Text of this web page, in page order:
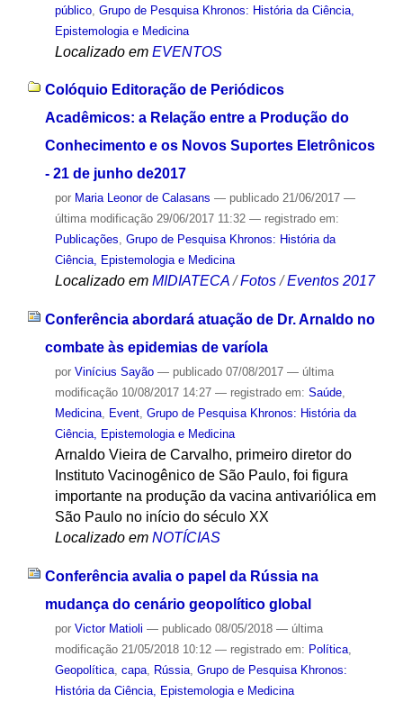
público, Grupo de Pesquisa Khronos: História da Ciência,
Epistemologia e Medicina
Localizado em EVENTOS
Colóquio Editoração de Periódicos
Acadêmicos: a Relação entre a Produção do
Conhecimento e os Novos Suportes Eletrônicos
- 21 de junho de2017
por Maria Leonor de Calasans — publicado21/06/2017 —
última modificação29/06/2017 11:32 — registrado em:
Publicações, Grupo de Pesquisa Khronos: História da
Ciência, Epistemologia e Medicina
Localizado em MIDIATECA /Fotos /Eventos 2017
Conferência abordará atuação de Dr. Arnaldo no
combate às epidemias de varíola
por Vinícius Sayão — publicado07/08/2017 — última
modificação10/08/2017 14:27 — registrado em: Saúde,
Medicina, Event, Grupo de Pesquisa Khronos: História da
Ciência, Epistemologia e Medicina
Arnaldo Vieira de Carvalho, primeiro diretor do
Instituto Vacinogênico de São Paulo, foi figura
importante na produção da vacina antivariólica em
São Paulo no início do século XX
Localizado em NOTÍCIAS
Conferência avalia o papel da Rússia na
mudança do cenário geopolítico global
por Victor Matioli — publicado08/05/2018 — última
modificação21/05/2018 10:12 — registrado em: Política,
Geopolítica, capa, Rússia, Grupo de Pesquisa Khronos:
História da Ciência, Epistemologia e Medicina